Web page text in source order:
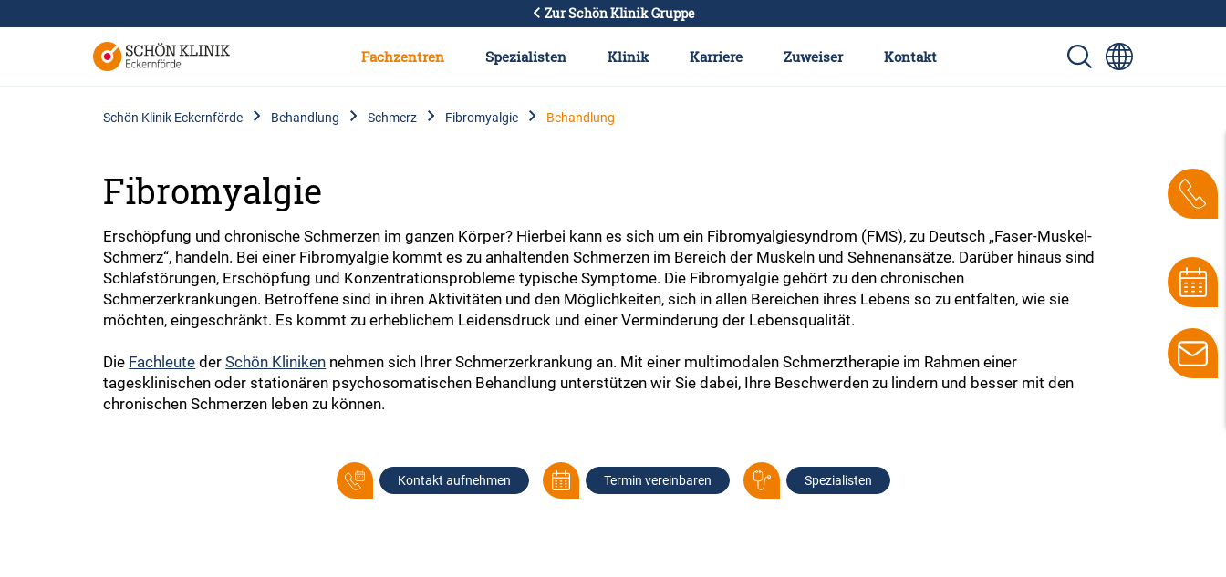
Zur Schön Klinik Gruppe
Fachzentren Spezialisten Klinik Karriere Zuweiser Kontakt
Schön Klinik Eckernförde Behandlung Schmerz Fibromyalgie Behandlung
Fibromyalgie
Erschöpfung und chronische Schmerzen im ganzen Körper? Hierbei kann es sich um ein Fibromyalgiesyndrom (FMS), zu Deutsch „Faser-Muskel-
Schmerz“, handeln. Bei einer Fibromyalgie kommt es zu anhaltenden Schmerzen im Bereich der Muskeln und Sehnenansätze. Darüber hinaus sind
Schlafstörungen, Erschöpfung und Konzentrationsprobleme typische Symptome. Die Fibromyalgie gehört zu den chronischen
Schmerzerkrankungen. Betroffene sind in ihren Aktivitäten und den Möglichkeiten, sich in allen Bereichen ihres Lebens so zu entfalten, wie sie
möchten, eingeschränkt. Es kommt zu erheblichem Leidensdruck und einer Verminderung der Lebensqualität.
Die Fachleute derSchön Kliniken nehmen sich Ihrer Schmerzerkrankung an. Mit einer multimodalen Schmerztherapie im Rahmen einer
tagesklinischen oder stationären psychosomatischen Behandlung unterstützen wir Sie dabei, Ihre Beschwerden zu lindern und besser mit den
chronischen Schmerzen leben zu können.
Kontakt aufnehmen Termin vereinbaren Spezialisten